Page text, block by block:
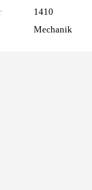
1410
Mechanik